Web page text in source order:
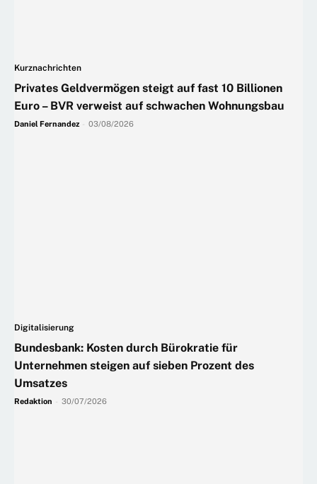
Kurznachrichten
Privates Geldvermögen steigt auf fast 10 Billionen
Euro – BVR verweist auf schwachen Wohnungsbau
Daniel Fernandez 03/08/2026
Digitalisierung
Bundesbank: Kosten durch Bürokratie für
Unternehmen steigen auf sieben Prozent des
Umsatzes
Redaktion 30/07/2026